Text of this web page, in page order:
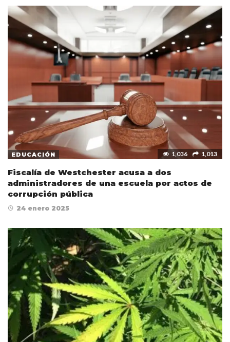
EDUCACIÓN 1,036 1,013
Fiscalía de Westchester acusa a dos
administradores de una escuela por actos de
corrupción pública
24 enero 2025